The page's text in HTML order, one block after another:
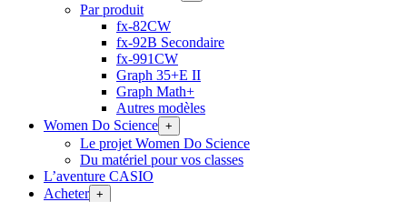
Par produit
fx-82CW
fx-92B Secondaire
fx-991CW
Graph 35+E II
Graph Math+
Autres modèles
Women Do Science +
Le projet Women Do Science
Du matériel pour vos classes
L’aventure CASIO
Acheter +